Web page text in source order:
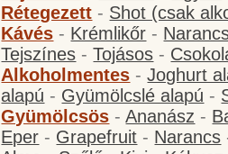
Rétegezett - Shot (csak
Kávés - Krémlikőr -
Tejszínes -Tojásos -
Alkoholmentes -Joghurt
alapú - Gyümölcslé alapú -
Gyümölcsös -Ananász -
Eper - Grapefruit - Narancs